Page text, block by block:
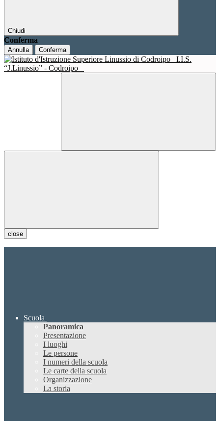
Chiudi
Conferma
Annulla Conferma
I.I.S.
“J.Linussio” - Codroipo
close
Scuola
Panoramica
Presentazione
I luoghi
Le persone
I numeri della scuola
Le carte della scuola
Organizzazione
La storia